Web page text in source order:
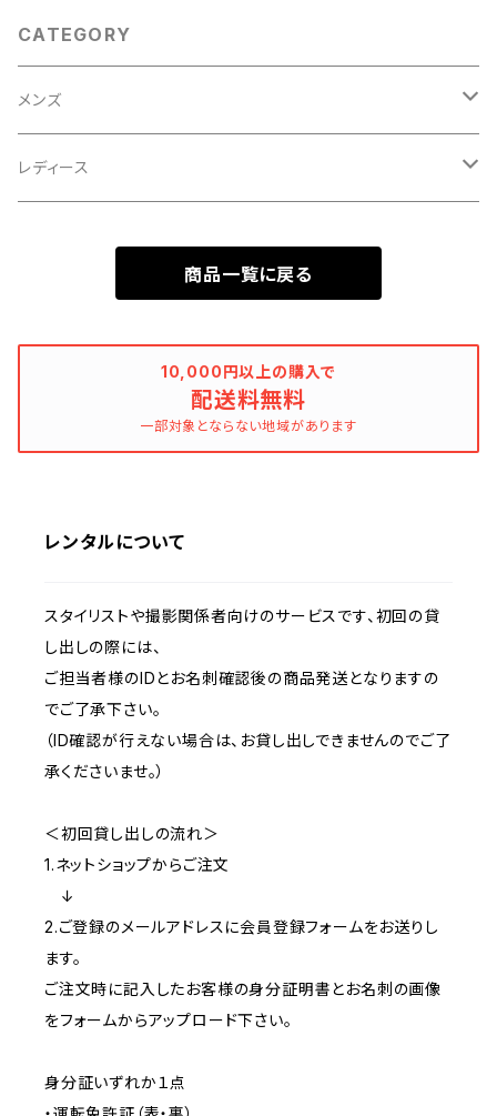
CATEGORY
メンズ
ネクタイ・ボウタイ・チーフ
レディース
商品一覧に戻る
10,000円以上の購入で
配送料無料
一部対象とならない地域があります
レンタルについて
スタイリストや撮影関係者向けのサービスです、初回の貸
し出しの際には、
ご担当者様のIDとお名刺確認後の商品発送となりますの
でご了承下さい。
（ID確認が行えない場合は、お貸し出しできませんのでご了
承くださいませ。）
＜初回貸し出しの流れ＞
1.ネットショップからご注文
↓
2.ご登録のメールアドレスに会員登録フォームをお送りし
ます。
ご注文時に記入したお客様の身分証明書とお名刺の画像
をフォームからアップロード下さい。
身分証いずれか１点